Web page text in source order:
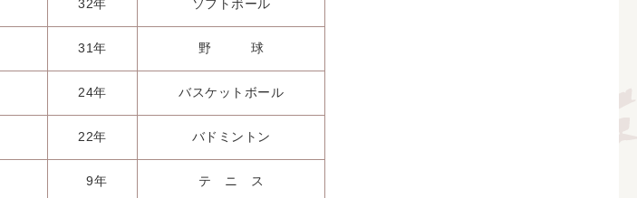
32年 ソフトボール
31年 野 球
24年 バスケットボール
22年 バドミントン
9年 テ ニ ス